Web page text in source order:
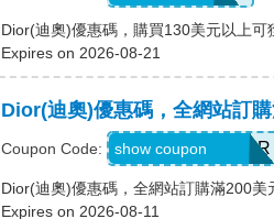
Dior(迪奧)優惠碼，購買130美元以上可
Expires on 2026-08-21
Dior(迪奧)優惠碼，全網站訂
Coupon Code: CELEBRATEHER
show coupon
Dior(迪奧)優惠碼，全網站訂購滿200美
Expires on 2026-08-11